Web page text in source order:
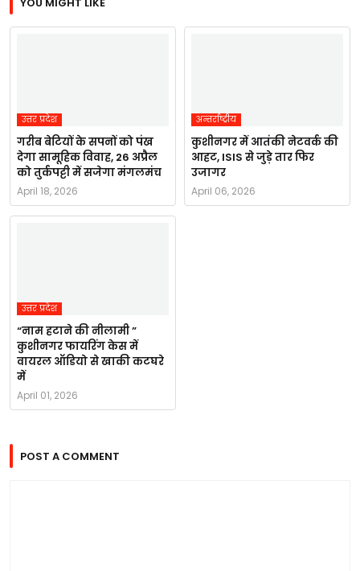
उत्तर प्रदेश
गरीब बेटियों के सपनों को पंख
देगा सामूहिक विवाह, 26 अप्रैल
को तुर्कपट्टी में सजेगा मंगलमंच
April 18, 2026
अन्तर्राष्ट्रीय
कुशीनगर में आतंकी नेटवर्क की
आहट, ISIS से जुड़े तार फिर
उजागर
April 06, 2026
उत्तर प्रदेश
“नाम हटाने की नीलामी ”
कुशीनगर फायरिंग केस में
वायरल ऑडियो से खाकी कटघरे
में
April 01, 2026
POST A COMMENT